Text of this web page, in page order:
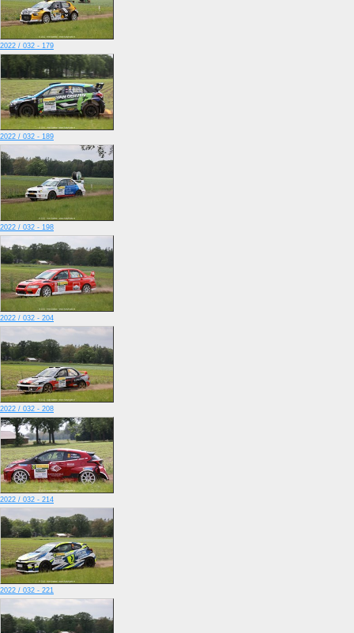
2022 / 032 - 179
2022 / 032 - 189
2022 / 032 - 198
2022 / 032 - 204
2022 / 032 - 208
2022 / 032 - 214
2022 / 032 - 221